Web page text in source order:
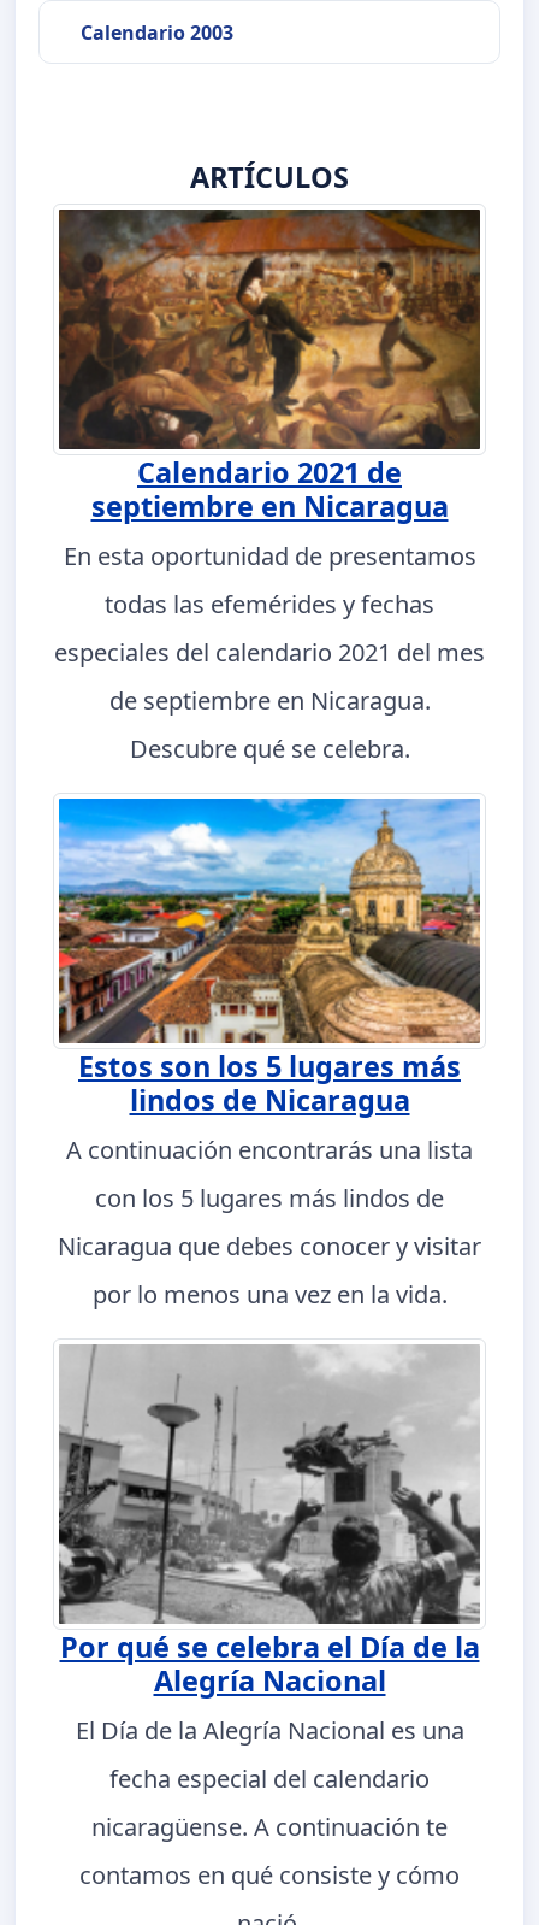
Calendario 2003
ARTÍCULOS
Calendario 2021 de
septiembre en Nicaragua
En esta oportunidad de presentamos
todas las efemérides y fechas
especiales del calendario 2021 del mes
de septiembre en Nicaragua.
Descubre qué se celebra.
Estos son los 5 lugares más
lindos de Nicaragua
A continuación encontrarás una lista
con los 5 lugares más lindos de
Nicaragua que debes conocer y visitar
por lo menos una vez en la vida.
Por qué se celebra el Día de la
Alegría Nacional
El Día de la Alegría Nacional es una
fecha especial del calendario
nicaragüense. A continuación te
contamos en qué consiste y cómo